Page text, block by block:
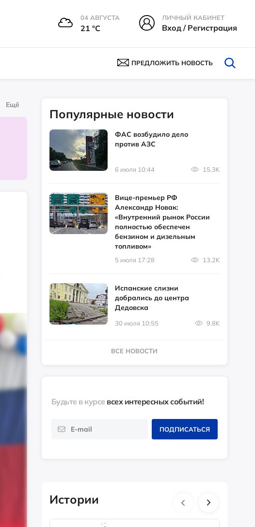
04 АВГУСТА
21 °С
ЛИЧНЫЙ КАБИНЕТ
Вход / Регистрация
ПРЕДЛОЖИТЬ НОВОСТЬ
Ещё
Популярные новости
ФАС возбудило дело
против АЗС
6 июля 10:44 15.3K
Вице-премьер РФ
Александр Новак:
«Внутренний рынок России
полностью обеспечен
бензином и дизельным
топливом»
5 июля 17:28 13.2K
Испанские слизни
добрались до центра
Дедовска
30 июля 10:55 9.8K
ВСЕ НОВОСТИ
Будьте в курсе всех интересных событий!
ПОДПИСАТЬСЯ
Истории